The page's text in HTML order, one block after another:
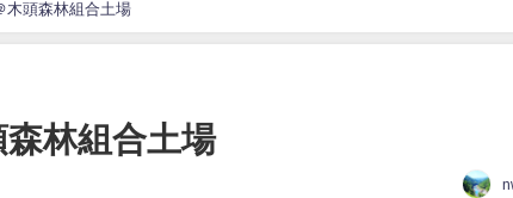
木頭森林組合土場
林組合土場